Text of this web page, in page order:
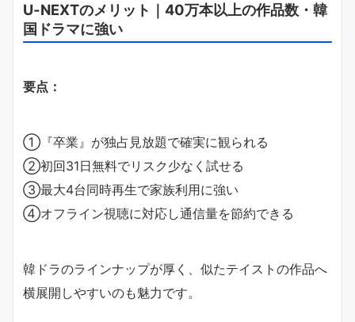
U-NEXTのメリット｜40万本以上の作品数・韓
国ドラマに強い
要点：
①『卒業』が独占見放題で確実に観られる
②初回31日無料でリスク少なく試せる
③最大4台同時再生で家族利用に強い
④オフライン視聴に対応し通信量を節約できる
韓ドラのラインナップが厚く、似たテイストの作品へ
横展開しやすいのも魅力です。